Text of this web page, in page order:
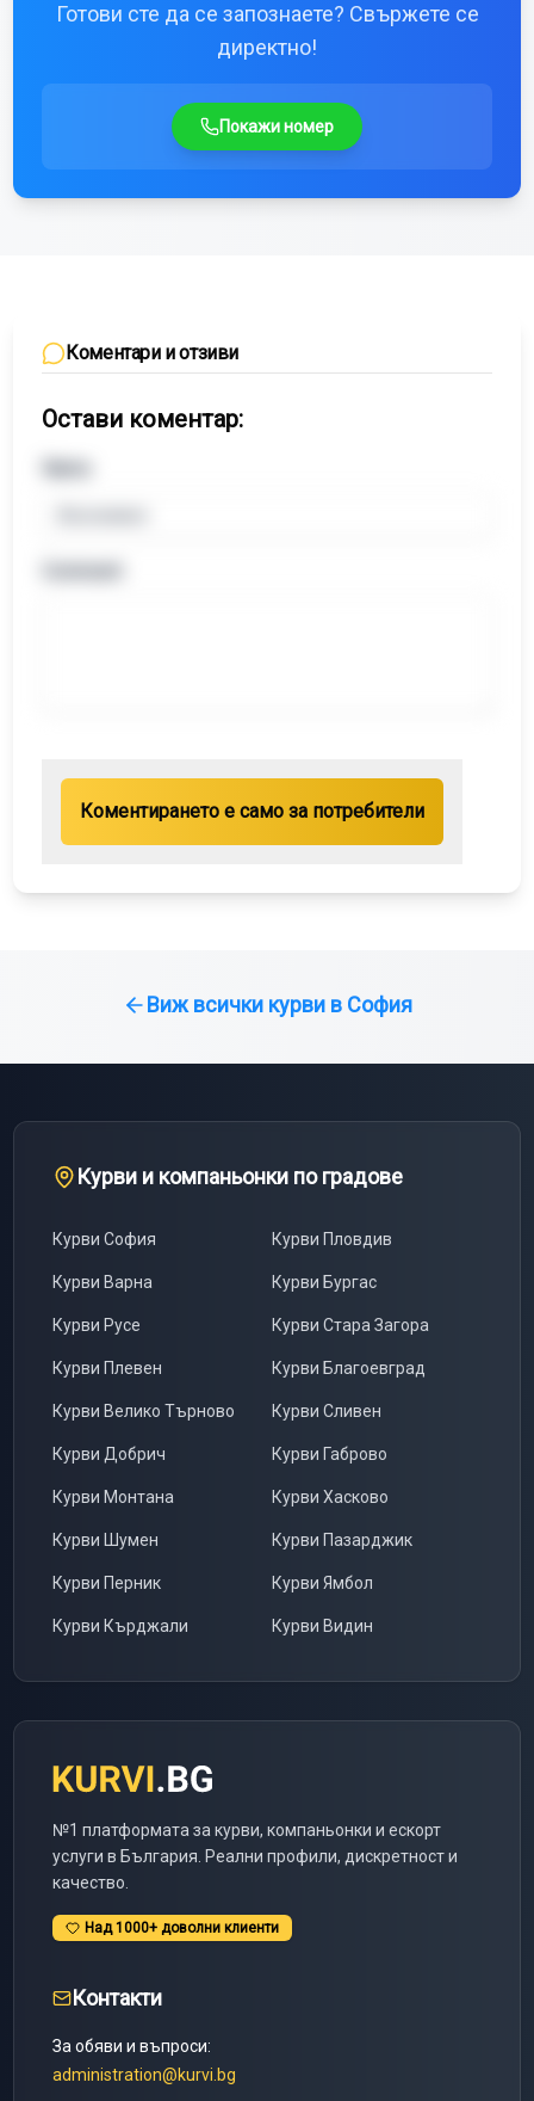
Готови сте да се запознаете? Свържете се
директно!
Покажи номер
Коментари и отзиви
Остави коментар:
Коментирането е само за потребители
Виж всички курви в София
Курви и компаньонки по градове
КурвиСофия Курви Пловдив
Курви Варна Курви Бургас
Курви Русе Курви Стара Загора
Курви Плевен Курви Благоевград
Курви Велико Търново Курви Сливен
Курви Добрич Курви Габрово
Курви Монтана Курви Хасково
Курви Шумен Курви Пазарджик
Курви Перник Курви Ямбол
Курви Кърджали Курви Видин
№1 платформата за курви, компаньонки и ескорт
услуги в България. Реални профили, дискретност и
качество.
Над 1000+ доволни клиенти
Контакти
За обяви и въпроси:
administration@kurvi.bg